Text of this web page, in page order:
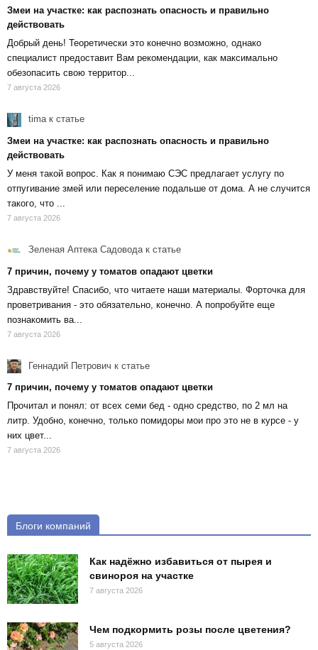
Змеи на участке: как распознать опасность и правильно
действовать
Добрый день! Теоретически это конечно возможно, однако
специалист предоставит Вам рекомендации, как максимально
обезопасить свою территор...
7 августа 2026
timaк статье
Змеи на участке: как распознать опасность и правильно
действовать
У меня такой вопрос. Как я понимаю СЭС предлагает услугу по
отпугивание змей или переселение подальше от дома. А не случится
такого, что ...
7 августа 2026
Зеленая Аптека Садоводак статье
7 причин, почему у томатов опадают цветки
Здравствуйте! Спасибо, что читаете наши материалы. Форточка для
проветривания - это обязательно, конечно. А попробуйте еще
познакомить ва...
7 августа 2026
Геннадий Петрович к статье
7 причин, почему у томатов опадают цветки
Прочитал и понял: от всех семи бед - одно средство, по 2 мл на
литр. Удобно, конечно, только помидоры мои про это не в курсе - у
них цвет...
7 августа 2026
Блоги компаний
Как надёжно избавиться от пырея и
свинороя на участке
7 августа 2026
Чем подкормить розы после цветения?
5 августа 2026